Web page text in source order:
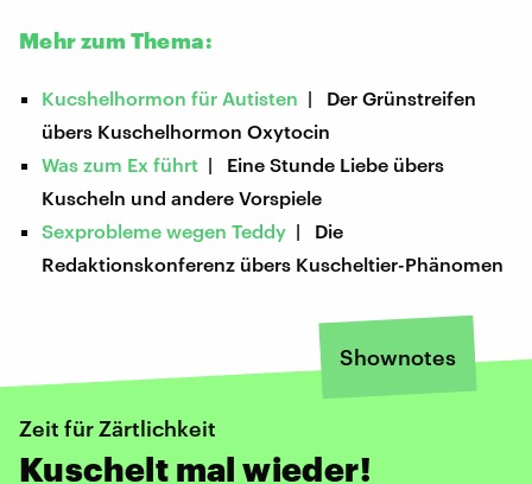
Mehr zum Thema:
Kucshelhormon für Autisten | Der Grünstreifen
übers Kuschelhormon Oxytocin
Was zum Ex führt | Eine Stunde Liebe übers
Kuscheln und andere Vorspiele
Sexprobleme wegen Teddy | Die
Redaktionskonferenz übers Kuscheltier-Phänomen
Shownotes
Zeit für Zärtlichkeit
Kuschelt mal wieder!